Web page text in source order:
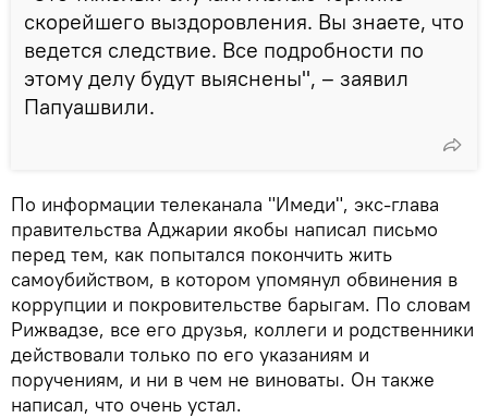
скорейшего выздоровления. Вы знаете, что
ведется следствие. Все подробности по
этому делу будут выяснены", – заявил
Папуашвили.
По информации телеканала "Имеди", экс-глава
правительства Аджарии якобы написал письмо
перед тем, как попытался покончить жить
самоубийством, в котором упомянул обвинения в
коррупции и покровительстве барыгам. По словам
Рижвадзе, все его друзья, коллеги и родственники
действовали только по его указаниям и
поручениям, и ни в чем не виноваты. Он также
написал, что очень устал.